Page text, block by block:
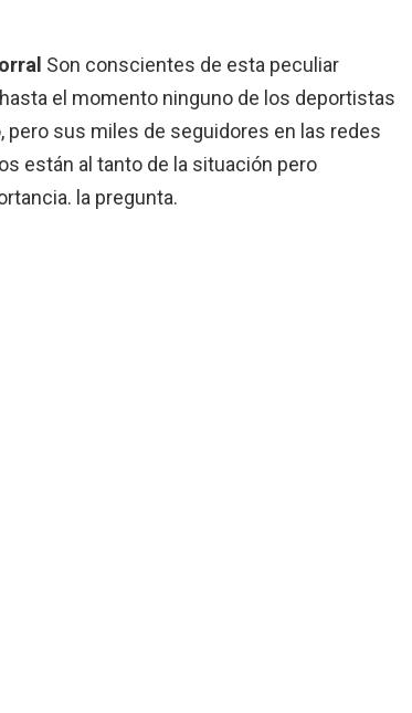
Son conscientes de esta peculiar
el momento ninguno de los deportistas
pero sus miles de seguidores en las redes
están al tanto de la situación pero
la pregunta.